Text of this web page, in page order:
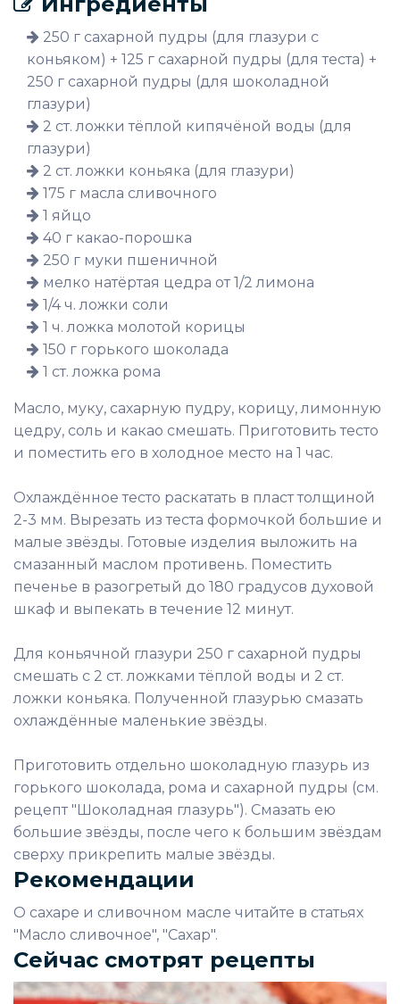
250 г сахарной пудры (для глазури с
коньяком) + 125 г сахарной пудры (для теста) +
250 г сахарной пудры (для шоколадной
глазури)
2 ст. ложки тёплой кипячёной воды (для
глазури)
2 ст. ложки коньяка (для глазури)
175 г масла сливочного
1 яйцо
40 г какао-порошка
250 г муки пшеничной
мелко натёртая цедра от 1/2 лимона
1/4 ч. ложки соли
1 ч. ложка молотой корицы
150 г горького шоколада
1 ст. ложка рома
Масло, муку, сахарную пудру, корицу, лимонную
цедру, соль и какао смешать. Приготовить тесто
и поместить его в холодное место на 1 час.
Охлаждённое тесто раскатать в пласт толщиной
2-3 мм. Вырезать из теста формочкой большие и
малые звёзды. Готовые изделия выложить на
смазанный маслом противень. Поместить
печенье в разогретый до 180 градусов духовой
шкаф и выпекать в течение 12 минут.
Для коньячной глазури 250 г сахарной пудры
смешать с 2 ст. ложками тёплой воды и 2 ст.
ложки коньяка. Полученной глазурью смазать
охлаждённые маленькие звёзды.
Приготовить отдельно шоколадную глазурь из
горького шоколада, рома и сахарной пудры (см.
рецепт "Шоколадная глазурь"). Смазать ею
большие звёзды, после чего к большим звёздам
сверху прикрепить малые звёзды.
Рекомендации
О сахаре и сливочном масле читайте в статьях
"Масло сливочное", "Сахар".
Сейчас смотрят рецепты